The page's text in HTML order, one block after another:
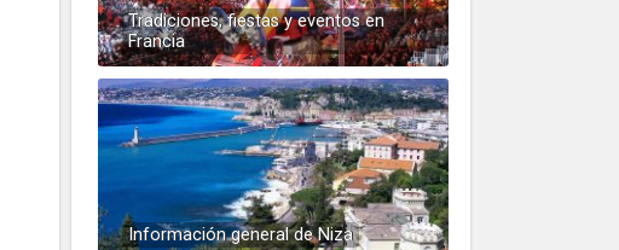
Tradiciones, fiestas y eventos en
Francia
Información general de Niza